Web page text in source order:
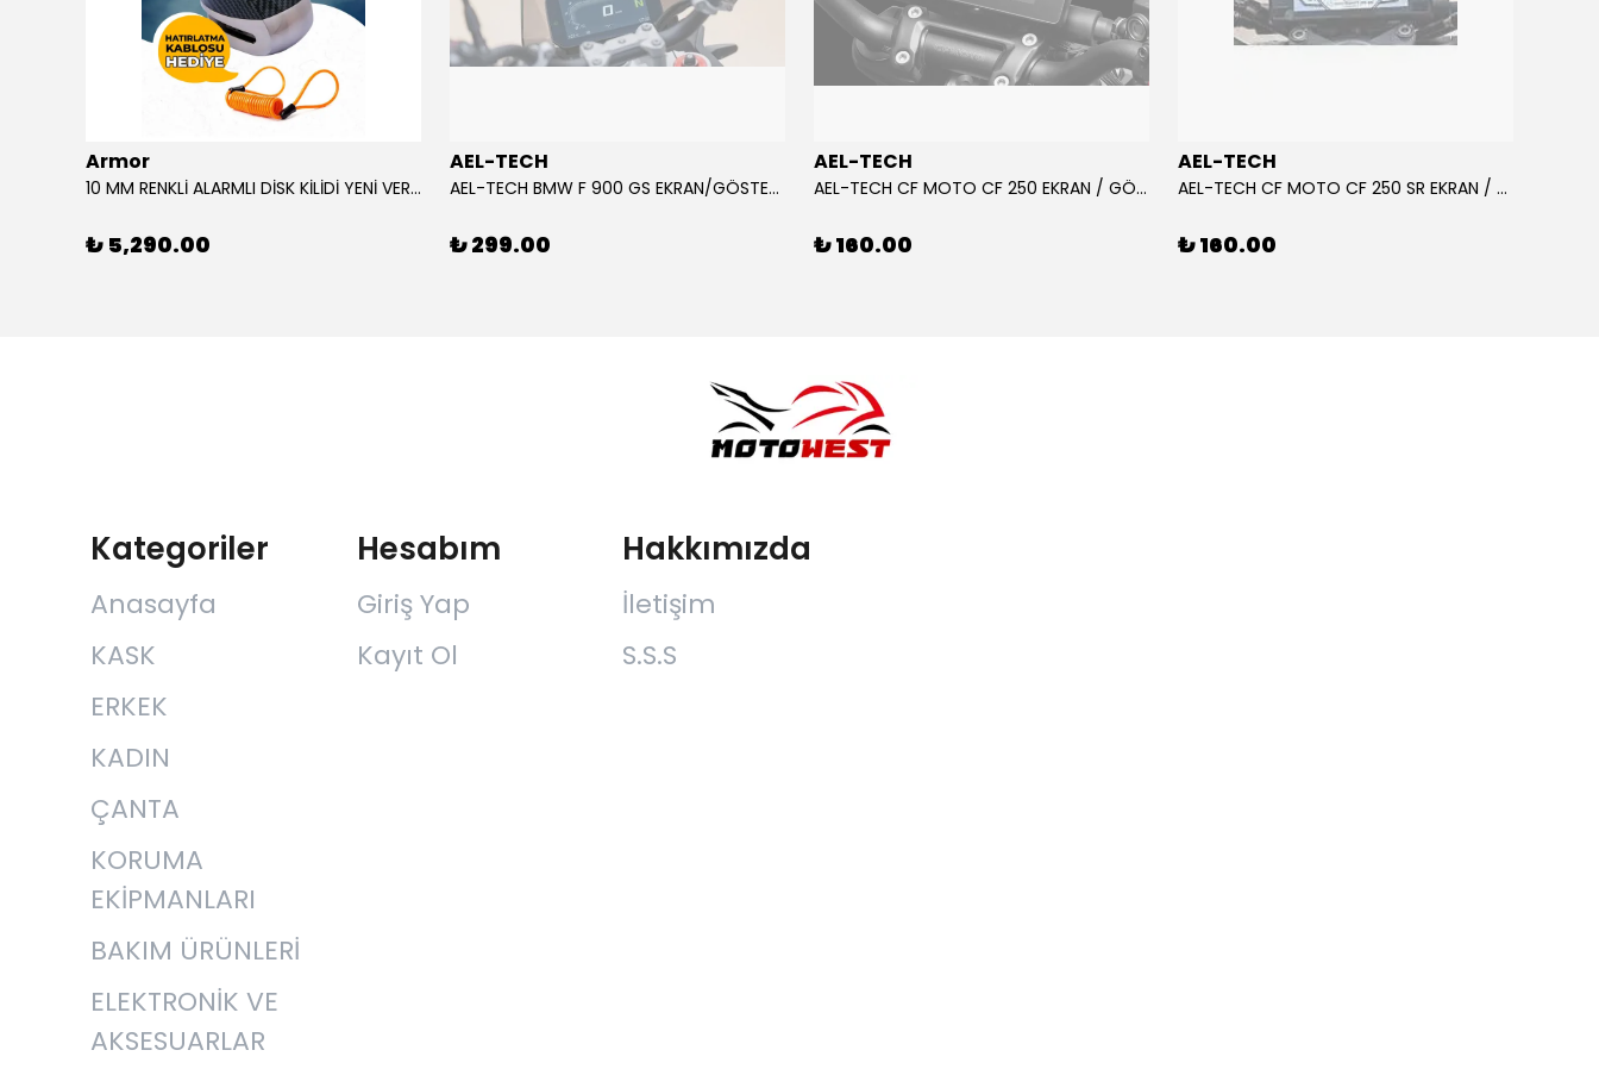
Armor
10 MM RENKLİ ALARMLI DİSK KİLİDİ YENİ VERSİYON
₺ 5,290.00
AEL-TECH
AEL-TECH BMW F 900 GS EKRAN/GÖSTERGE KORUYUCU 2024-2025
₺ 299.00
AEL-TECH
AEL-TECH CF MOTO CF 250 EKRAN / GÖSTERGE KORUYUCU 2020-2022
₺ 160.00
AEL-TECH
AEL-TECH CF MOTO CF 250 SR EKRAN / GÖSTERGE KORUYUCU 2023-2025
₺ 160.00
Kategoriler
Anasayfa
KASK
ERKEK
KADIN
ÇANTA
KORUMA
EKİPMANLARI
BAKIM ÜRÜNLERİ
ELEKTRONİK VE
AKSESUARLAR
Hesabım
Giriş Yap
Kayıt Ol
Hakkımızda
İletişim
S.S.S